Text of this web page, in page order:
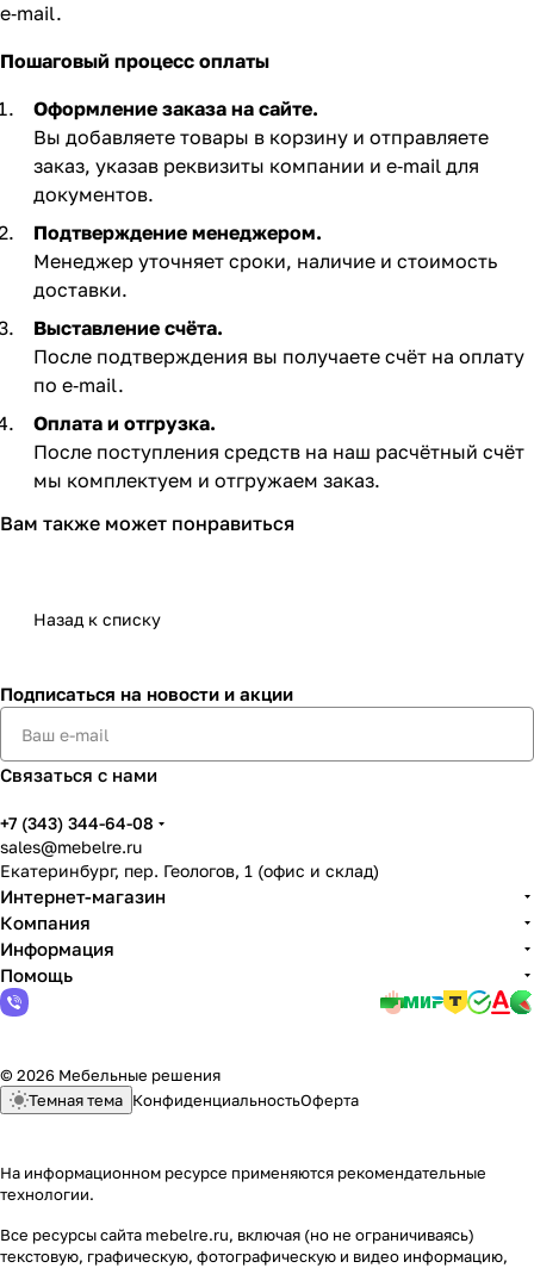
e‑mail.
Пошаговый процесс оплаты
Оформление заказа на сайте.
Вы добавляете товары в корзину и отправляете
заказ, указав реквизиты компании и e‑mail для
документов.
Подтверждение менеджером.
Менеджер уточняет сроки, наличие и стоимость
доставки.
Выставление счёта.
После подтверждения вы получаете счёт на оплату
по e‑mail. ​
Оплата и отгрузка.
После поступления средств на наш расчётный счёт
мы комплектуем и отгружаем заказ.​
Вам также может понравиться
Назад к списку
Подписаться на новости и акции
Связаться с нами
+7 (343) 344-64-08
sales@mebelre.ru
Екатеринбург, пер. Геологов, 1 (офис и склад)
Интернет-магазин
Компания
Информация
Помощь
© 2026 Мебельные решения
Темная тема КонфиденциальностьОферта
На информационном ресурсе применяются рекомендательные
технологии.
Все ресурсы сайта mebelre.ru, включая (но не ограничиваясь)
текстовую, графическую, фотографическую и видео информацию,